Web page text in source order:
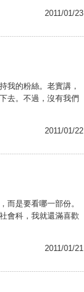
2011/01/23
我的粉絲。老實講，
去。不過，沒有我們
2011/01/22
而是要看哪一部份。
會科，我就還滿喜歡
2011/01/21